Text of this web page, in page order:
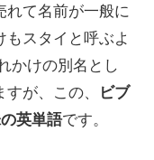
れて名前が一般に
スタイと呼ぶよ
かけの別名とし
が、この、
ビブ
英単語です。